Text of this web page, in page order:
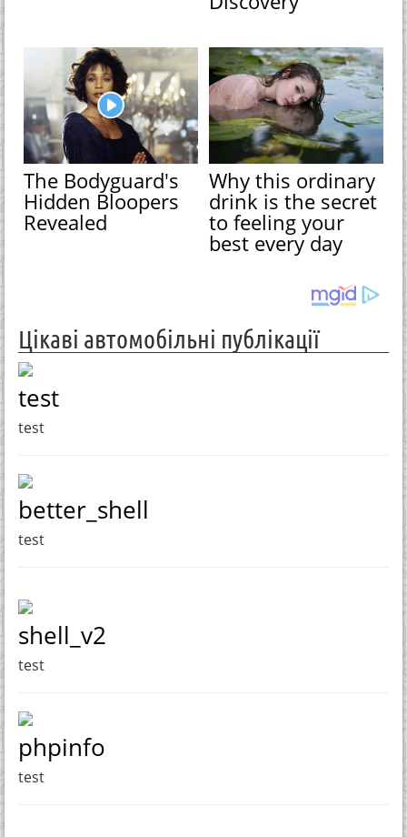
The Bodyguard's
Hidden Bloopers
Revealed
Why this ordinary
drink is the secret
to feeling your
best every day
Цікаві автомобільні публікації
test
test
better_shell
test
shell_v2
test
phpinfo
test